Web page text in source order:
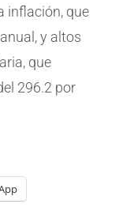
inflación, que
y altos
que
296.2 por